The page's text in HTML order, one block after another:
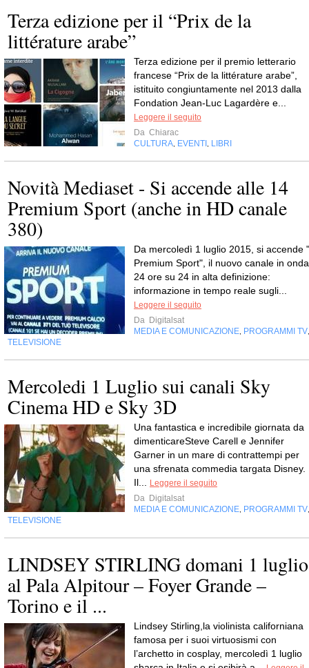
Terza edizione per il “Prix de la
littérature arabe”
Terza edizione per il premio letterario
francese “Prix de la littérature arabe”,
istituito congiuntamente nel 2013 dalla
Fondation Jean-Luc Lagardère e...
Leggere il seguito
Da Chiarac
CULTURA EVENTI LIBRI
Novità Mediaset - Si accende alle 14
Premium Sport (anche in HD canale
380)
Da mercoledì 1 luglio 2015, si accende "
Premium Sport", il nuovo canale in onda
24 ore su 24 in alta definizione:
informazione in tempo reale sugli...
Leggere il seguito
Da Digitalsat
MEDIA E COMUNICAZIONE PROGRAMMI TV
TELEVISIONE
Mercoledi 1 Luglio sui canali Sky
Cinema HD e Sky 3D
Una fantastica e incredibile giornata da
dimenticareSteve Carell e Jennifer
Garner in un mare di contrattempi per
una sfrenata commedia targata Disney.
Il...
Leggere il seguito
Da Digitalsat
MEDIA E COMUNICAZIONE PROGRAMMI TV
TELEVISIONE
LINDSEY STIRLING domani 1 luglio
al Pala Alpitour – Foyer Grande –
Torino e il ...
Lindsey Stirling,la violinista californiana
famosa per i suoi virtuosismi con
l’archetto in cosplay, mercoledì 1 luglio